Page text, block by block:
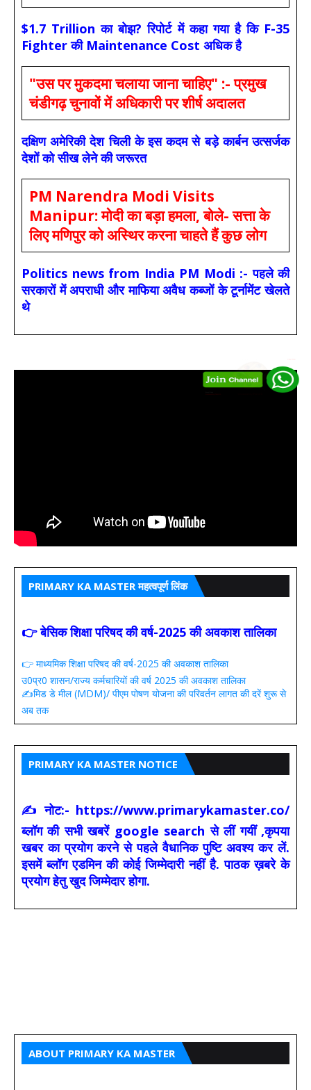
$1.7 Trillion का बोझ? रिपोर्ट में कहा गया है कि F-35
Fighter की Maintenance Cost अधिक है
"उस पर मुकदमा चलाया जाना चाहिए" :- प्रमुख
चंडीगढ़ चुनावों में अधिकारी पर शीर्ष अदालत
दक्षिण अमेरिकी देश चिली के इस कदम से बड़े कार्बन उत्सर्जक
देशों को सीख लेने की जरूरत
PM Narendra Modi Visits
Manipur: मोदी का बड़ा हमला, बोले- सत्ता के
लिए मणिपुर को अस्थिर करना चाहते हैं कुछ लोग
Politics news from India PM Modi :- पहले की
सरकारों में अपराधी और माफिया अवैध कब्जों के टूर्नामेंट खेलते
थे
PRIMARY KA MASTER महत्वपूर्ण लिंक
👉 बेसिक शिक्षा परिषद की वर्ष-2025 की अवकाश तालिका
👉 माध्यमिक शिक्षा परिषद की वर्ष-2025 की अवकाश तालिका
उ0प्र0 शासन/राज्य कर्मचारियों की वर्ष 2025 की अवकाश तालिका
✍️मिड डे मील (MDM)/ पीएम पोषण योजना की परिवर्तन लागत की दरें शुरू से
अब तक
PRIMARY KA MASTER NOTICE
✍ नोट:- https://www.primarykamaster.co/
ब्लॉग की सभी खबरें google search से लीं गयीं ,कृपया
खबर का प्रयोग करने से पहले वैधानिक पुष्टि अवश्य कर लें.
इसमें ब्लॉग एडमिन की कोई जिम्मेदारी नहीं है. पाठक ख़बरे के
प्रयोग हेतु खुद जिम्मेदार होगा.
ABOUT PRIMARY KA MASTER